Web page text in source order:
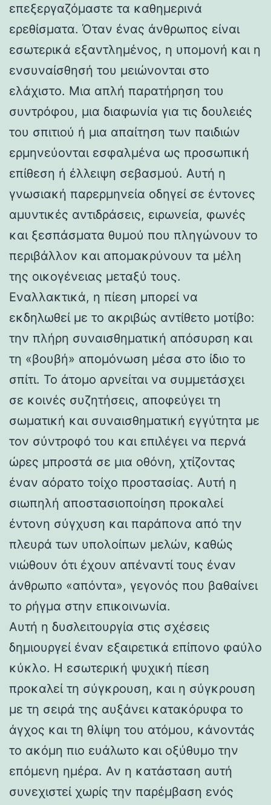
επεξεργαζόμαστε τα καθημερινά
ερεθίσματα. Όταν ένας άνθρωπος είναι
εσωτερικά εξαντλημένος, η υπομονή και η
ενσυναίσθησή του μειώνονται στο
ελάχιστο. Μια απλή παρατήρηση του
συντρόφου, μια διαφωνία για τις δουλειές
του σπιτιού ή μια απαίτηση των παιδιών
ερμηνεύονται εσφαλμένα ως προσωπική
επίθεση ή έλλειψη σεβασμού. Αυτή η
γνωσιακή παρερμηνεία οδηγεί σε έντονες
αμυντικές αντιδράσεις, ειρωνεία, φωνές
και ξεσπάσματα θυμού που πληγώνουν το
περιβάλλον και απομακρύνουν τα μέλη
της οικογένειας μεταξύ τους.
Εναλλακτικά, η πίεση μπορεί να
εκδηλωθεί με το ακριβώς αντίθετο μοτίβο:
την πλήρη συναισθηματική απόσυρση και
τη «βουβή» απομόνωση μέσα στο ίδιο το
σπίτι. Το άτομο αρνείται να συμμετάσχει
σε κοινές συζητήσεις, αποφεύγει τη
σωματική και συναισθηματική εγγύτητα με
τον σύντροφό του και επιλέγει να περνά
ώρες μπροστά σε μια οθόνη, χτίζοντας
έναν αόρατο τοίχο προστασίας. Αυτή η
σιωπηλή αποστασιοποίηση προκαλεί
έντονη σύγχυση και παράπονα από την
πλευρά των υπολοίπων μελών, καθώς
νιώθουν ότι έχουν απέναντί τους έναν
άνθρωπο «απόντα», γεγονός που βαθαίνει
το ρήγμα στην επικοινωνία.
Αυτή η δυσλειτουργία στις σχέσεις
δημιουργεί έναν εξαιρετικά επίπονο φαύλο
κύκλο. Η εσωτερική ψυχική πίεση
προκαλεί τη σύγκρουση, και η σύγκρουση
με τη σειρά της αυξάνει κατακόρυφα το
άγχος και τη θλίψη του ατόμου, κάνοντάς
το ακόμη πιο ευάλωτο και οξύθυμο την
επόμενη ημέρα. Αν η κατάσταση αυτή
συνεχιστεί χωρίς την παρέμβαση ενός